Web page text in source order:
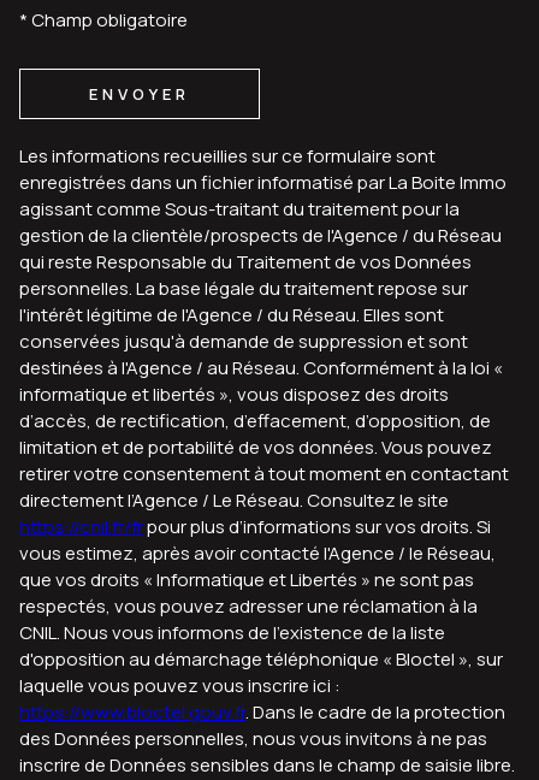
* Champ obligatoire
ENVOYER
Les informations recueillies sur ce formulaire sont
enregistrées dans un fichier informatisé par La Boite Immo
agissant comme Sous-traitant du traitement pour la
gestion de la clientèle/prospects de l'Agence / du Réseau
qui reste Responsable du Traitement de vos Données
personnelles. La base légale du traitement repose sur
l'intérêt légitime de l'Agence / du Réseau. Elles sont
conservées jusqu'à demande de suppression et sont
destinées à l'Agence / au Réseau. Conformément à la loi «
informatique et libertés », vous disposez des droits
d’accès, de rectification, d’effacement, d’opposition, de
limitation et de portabilité de vos données. Vous pouvez
retirer votre consentement à tout moment en contactant
directement l’Agence / Le Réseau. Consultez le site
https://cnil.fr/frpour plus d’informations sur vos droits. Si
vous estimez, après avoir contacté l'Agence / le Réseau,
que vos droits « Informatique et Libertés » ne sont pas
respectés, vous pouvez adresser une réclamation à la
CNIL. Nous vous informons de l’existence de la liste
d'opposition au démarchage téléphonique « Bloctel », sur
laquelle vous pouvez vous inscrire ici :
https://www.bloctel.gouv.fr. Dans le cadre de la protection
des Données personnelles, nous vous invitons à ne pas
inscrire de Données sensibles dans le champ de saisie libre.